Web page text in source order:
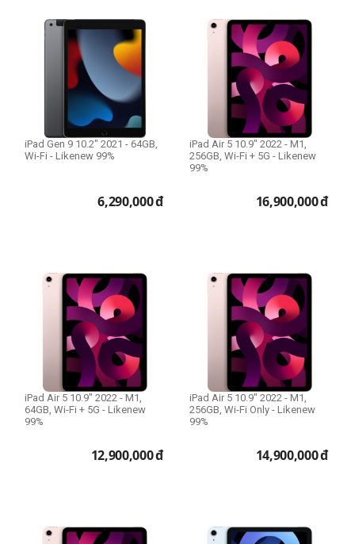
iPad Gen 9 10.2" 2021 - 64GB,
Wi-Fi - Likenew 99%
6,290,000đ
iPad Air 5 10.9" 2022 - M1,
256GB, Wi-Fi + 5G - Likenew
99%
16,900,000đ
iPad Air 5 10.9" 2022 - M1,
64GB, Wi-Fi + 5G - Likenew
99%
12,900,000đ
iPad Air 5 10.9" 2022 - M1,
256GB, Wi-Fi Only - Likenew
99%
14,900,000đ